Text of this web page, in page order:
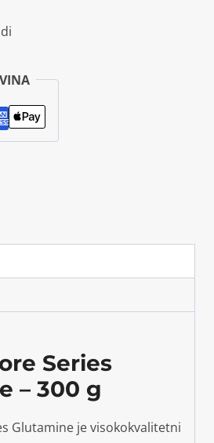
Series
– 300 g
Glutamine je visokokvalitetni